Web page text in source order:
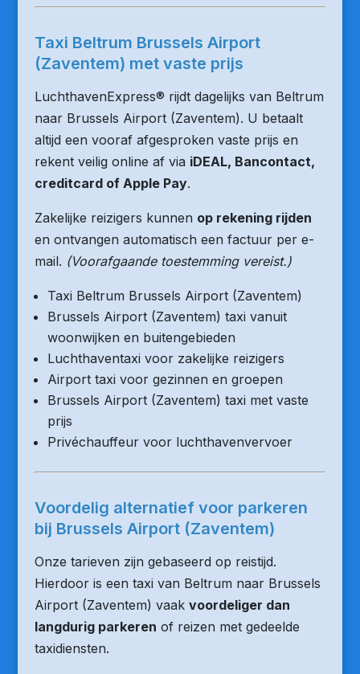
Taxi Beltrum Brussels Airport
(Zaventem) met vaste prijs
LuchthavenExpress® rijdt dagelijks van Beltrum
naar Brussels Airport (Zaventem). U betaalt
altijd een vooraf afgesproken vaste prijs en
rekent veilig online af via iDEAL, Bancontact,
creditcard of Apple Pay.
Zakelijke reizigers kunnen op rekening rijden
en ontvangen automatisch een factuur per e-
mail. (Voorafgaande toestemming vereist.)
Taxi Beltrum Brussels Airport (Zaventem)
Brussels Airport (Zaventem) taxi vanuit
woonwijken en buitengebieden
Luchthaventaxi voor zakelijke reizigers
Airport taxi voor gezinnen en groepen
Brussels Airport (Zaventem) taxi met vaste
prijs
Privéchauffeur voor luchthavenvervoer
Voordelig alternatief voor parkeren
bij Brussels Airport (Zaventem)
Onze tarieven zijn gebaseerd op reistijd.
Hierdoor is een taxi van Beltrum naar Brussels
Airport (Zaventem) vaak voordeliger dan
langdurig parkeren of reizen met gedeelde
taxidiensten.